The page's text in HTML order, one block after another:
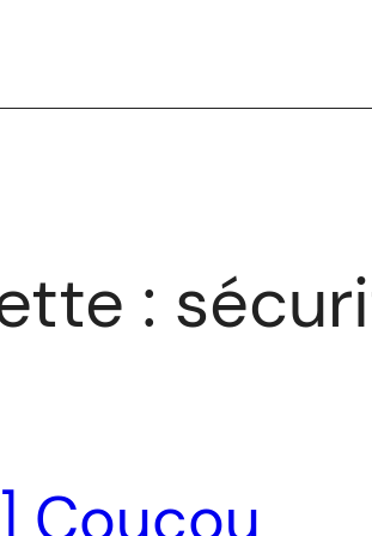
:
Coucou